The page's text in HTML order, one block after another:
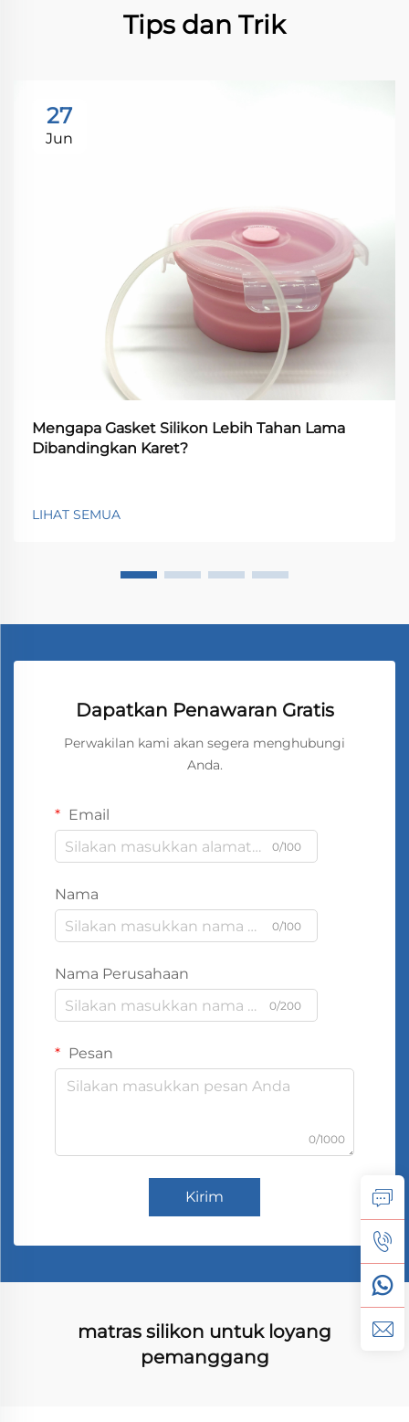
Tips dan Trik
27
Jun
Mengapa Gasket Silikon Lebih Tahan Lama
Dibandingkan Karet?
LIHAT SEMUA
Dapatkan Penawaran Gratis
Perwakilan kami akan segera menghubungi
Anda.
Email
0/100
Nama
0/100
Nama Perusahaan
0/200
Pesan
0/1000
Kirim
matras silikon untuk loyang
pemanggang